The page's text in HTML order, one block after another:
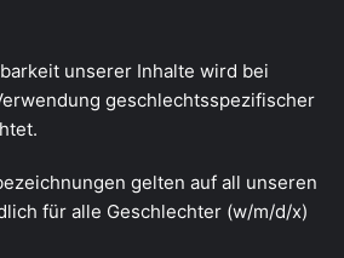
unserer Inhalte wird bei
geschlechtsspezifischer
gelten auf all unseren
für alle Geschlechter (w/m/d/x)